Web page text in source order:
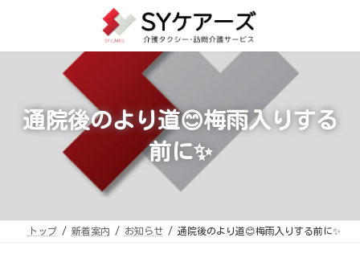
ツ
シ
通院後のより道😊梅雨入りする
前に✨
トップ 新着案内 お知らせ 通院後のより道😊梅雨入りする前に✨